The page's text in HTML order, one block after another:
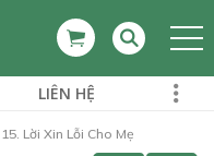
LIÊN HỆ
15. Lời Xin Lỗi Cho Mẹ